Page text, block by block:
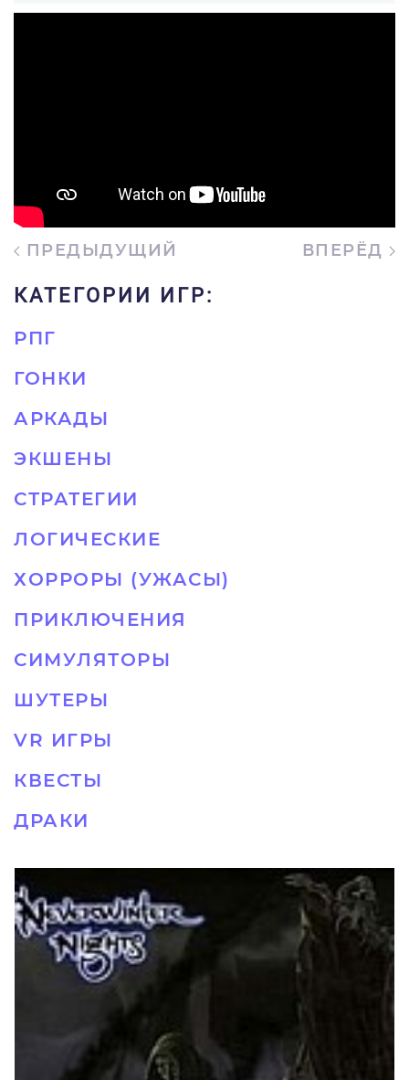
ПРЕДЫДУЩИЙ ВПЕРЁД
КАТЕГОРИИ ИГР:
РПГ
ГОНКИ
АРКАДЫ
ЭКШЕНЫ
СТРАТЕГИИ
ЛОГИЧЕСКИЕ
ХОРРОРЫ (УЖАСЫ)
ПРИКЛЮЧЕНИЯ
СИМУЛЯТОРЫ
ШУТЕРЫ
VR ИГРЫ
КВЕСТЫ
ДРАКИ